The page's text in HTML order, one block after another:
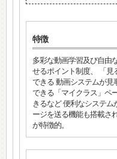
特徴
多彩な動画学習及び自由
せるポイント制度、 「見
できる 動画システムが見
できる「マイクラス」ペ
きるなど 便利なシステ
ージを送る機能も搭載さ
が特徴的。